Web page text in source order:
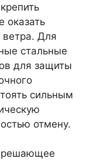
оказать
ветра. Для
стальные
для защиты
сильным
отмену.
решающее